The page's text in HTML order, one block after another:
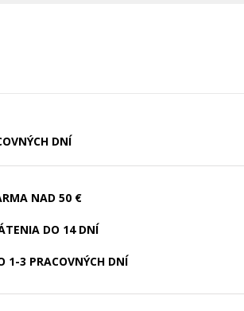
DNÍ
NAD 50 €
DO 14 DNÍ
1-3 PRACOVNÝCH DNÍ